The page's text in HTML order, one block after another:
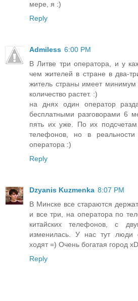
мере, я :)
Reply
Admiless 6:00 PM
В Литве три оператора, и у
чем жителей в стране в два-
житель страны имеет
количество растет. :)
на днях один оператор
бесплатными разговорами 6
пять их уже. По их
телефонов, но в
оператора :)
Reply
Dzyanis Kuzmenka 8:07 PM
В Минске все стараются
и все три, на оператора по
китайских телефонов, с
изменилась. У нас тут люди
ходят =) Очень богатая город xD
Reply